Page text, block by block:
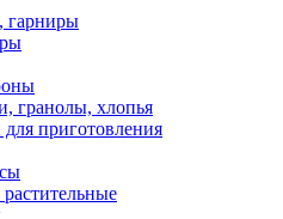
гарниры
гранолы, хлопья
приготовления